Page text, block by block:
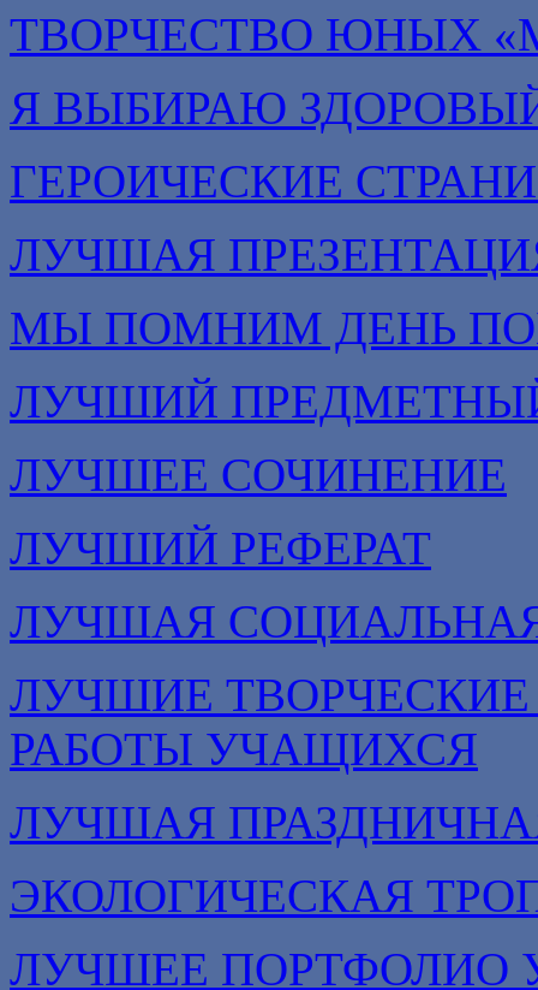
ТВОРЧЕСТВО ЮНЫХ
Я ВЫБИРАЮ
ГЕРОИЧЕСКИЕ
ЛУЧШАЯ
МЫ ПОМНИМ ДЕНЬ
ЛУЧШИЙ
ЛУЧШЕЕ СОЧИНЕНИЕ
ЛУЧШИЙ РЕФЕРАТ
ЛУЧШАЯ
ЛУЧШИЕ
РАБОТЫ УЧАЩИХСЯ
ЛУЧШАЯ
ЭКОЛОГИЧЕСКАЯ
ЛУЧШЕЕ ПОРТФОЛИО